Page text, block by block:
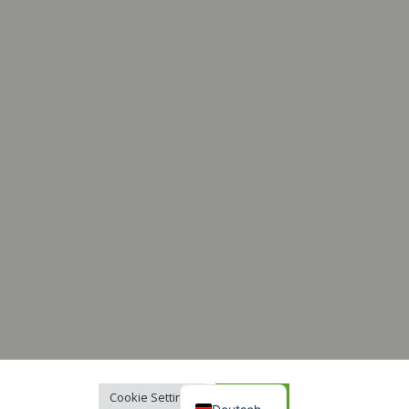
Cookie Settings